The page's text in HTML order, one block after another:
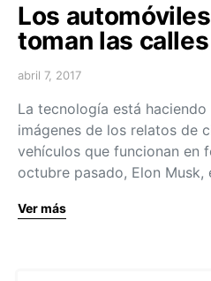
Los
toman las calles
abril 7, 2017
La tecnología está
imágenes de los relatos de
vehículos que funcionan en
octubre pasado, Elon
Ver más